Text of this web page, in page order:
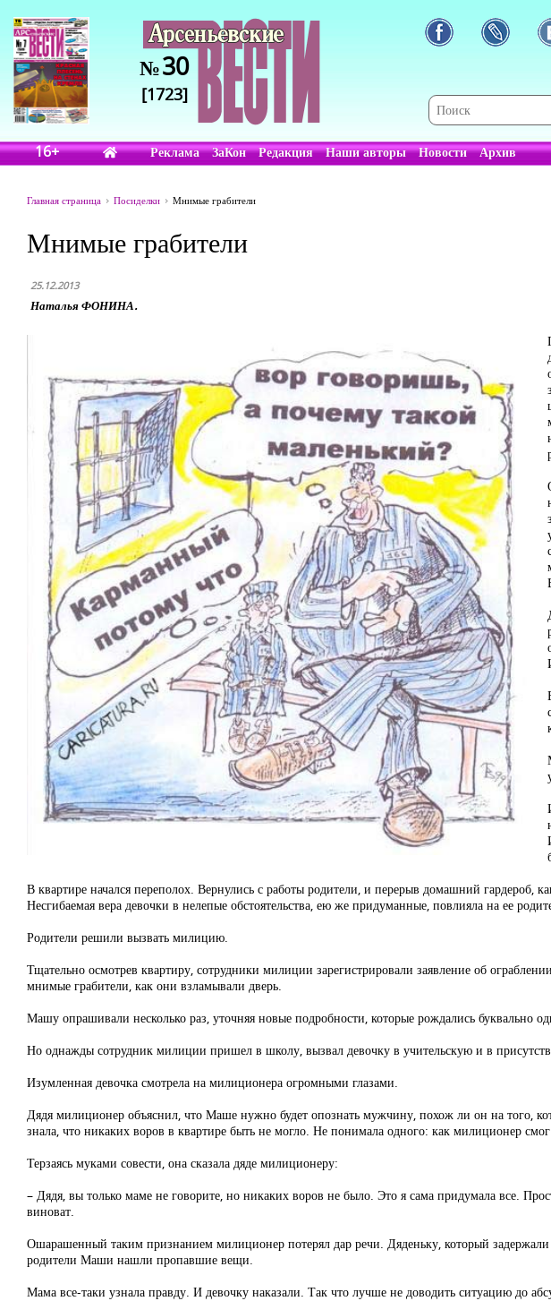
№30
[1723]
16+ Реклама ЗаКон Редакция Наши авторы Новости Архив
Главная страница Посиделки Мнимые грабители
Мнимые грабители
25.12.2013
Наталья ФОНИНА.
В квартире начался переполох. Вернулись с работы родители, и перерыв домашний
Несгибаемая вера девочки в нелепые обстоятельства, ею же придуманные, повлияла на ее
Родители решили вызвать милицию.
Тщательно осмотрев квартиру, сотрудники милиции зарегистрировали заявление об
мнимые грабители, как они взламывали дверь.
Машу опрашивали несколько раз, уточняя новые подробности, которые рождались буквально
Но однажды сотрудник милиции пришел в школу, вызвал девочку в учительскую и в
Изумленная девочка смотрела на милиционера огромными глазами.
Дядя милиционер объяснил, что Маше нужно будет опознать мужчину, похож ли он на того,
знала, что никаких воров в квартире быть не могло. Не понимала одного: как милиционер
Терзаясь муками совести, она сказала дяде милиционеру:
– Дядя, вы только маме не говорите, но никаких воров не было. Это я сама придумала все.
виноват.
Ошарашенный таким признанием милиционер потерял дар речи. Дяденьку, который задержали
родители Маши нашли пропавшие вещи.
Мама все-таки узнала правду. И девочку наказали. Так что лучше не доводить ситуацию до